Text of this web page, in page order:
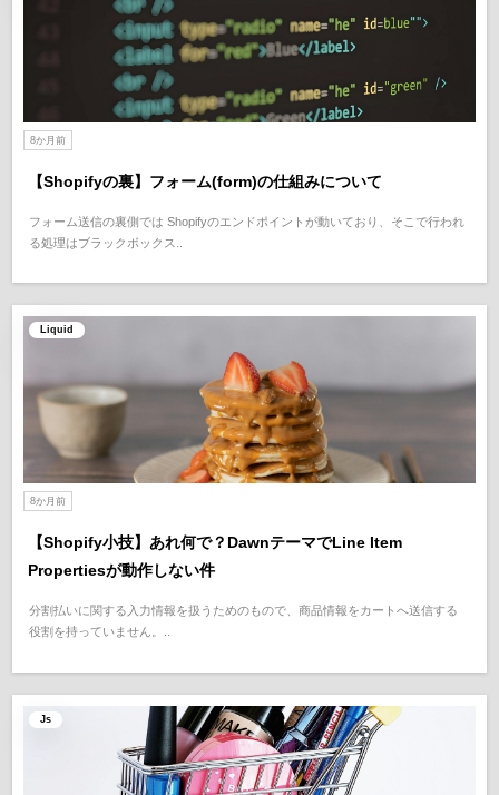
8か月前
【Shopifyの裏】フォーム(form)の仕組みについて
フォーム送信の裏側では Shopifyのエンドポイントが動いており、そこで行われ
る処理はブラックボックス..
Liquid
8か月前
【Shopify小技】あれ何で？DawnテーマでLine Item
Propertiesが動作しない件
分割払いに関する入力情報を扱うためのもので、商品情報をカートへ送信する
役割を持っていません。..
Js